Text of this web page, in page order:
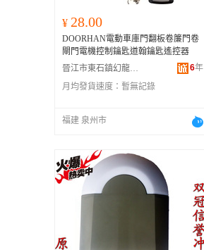
¥ 28.00
DOORHAN電動車庫門翻板卷簾門卷
閘門電機控制鑰匙道翰鑰匙遙控器
晉江市東石鎮幻龍電子配件店
6年
月均發貨速度： 暫無記錄
福建 泉州市